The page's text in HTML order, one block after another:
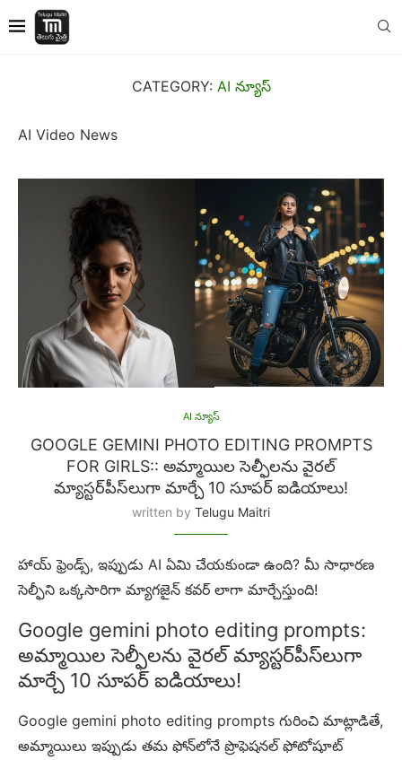
CATEGORY: AI న్యూస్
AI Video News
AI న్యూస్
GOOGLE GEMINI PHOTO EDITING PROMPTS
FOR GIRLS:: అమ్మాయిల సెల్ఫీలను వైరల్
మ్యాస్టర్‌పీస్‌లుగా మార్చే 10 సూపర్ ఐడియాలు!
written by Telugu Maitri
హాయ్ ఫ్రెండ్స్, ఇప్పుడు AI ఏమి చేయకుండా ఉంది? మీ సాధారణ
సెల్ఫీని ఒక్కసారిగా మ్యాగజైన్ కవర్ లాగా మార్చేస్తుంది!
Google gemini photo editing prompts:
అమ్మాయిల సెల్ఫీలను వైరల్ మ్యాస్టర్‌పీస్‌లుగా
మార్చే 10 సూపర్ ఐడియాలు!
Google gemini photo editing prompts గురించి మాట్లాడితే,
అమ్మాయిలు ఇప్పుడు తమ ఫోన్‌లోనే ప్రొఫెషనల్ ఫోటోషూట్